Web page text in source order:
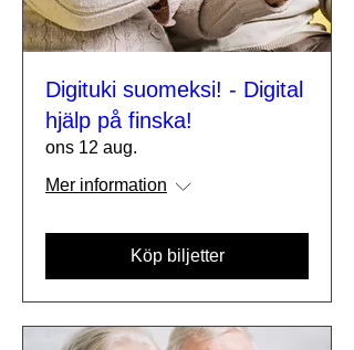
Digituki suomeksi! - Digital
hjälp på finska!
ons 12 aug.
Mer information
Köp biljetter